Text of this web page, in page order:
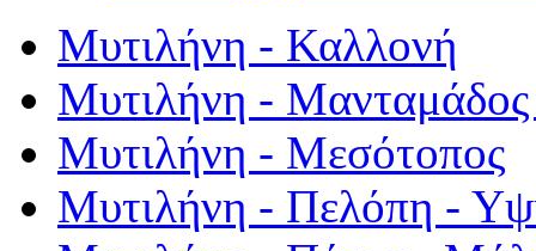
Μυτιλήνη - Καλλονή
Μυτιλήνη - Μανταμάδος
Μυτιλήνη - Μεσότοπος
Μυτιλήνη - Πελόπη -